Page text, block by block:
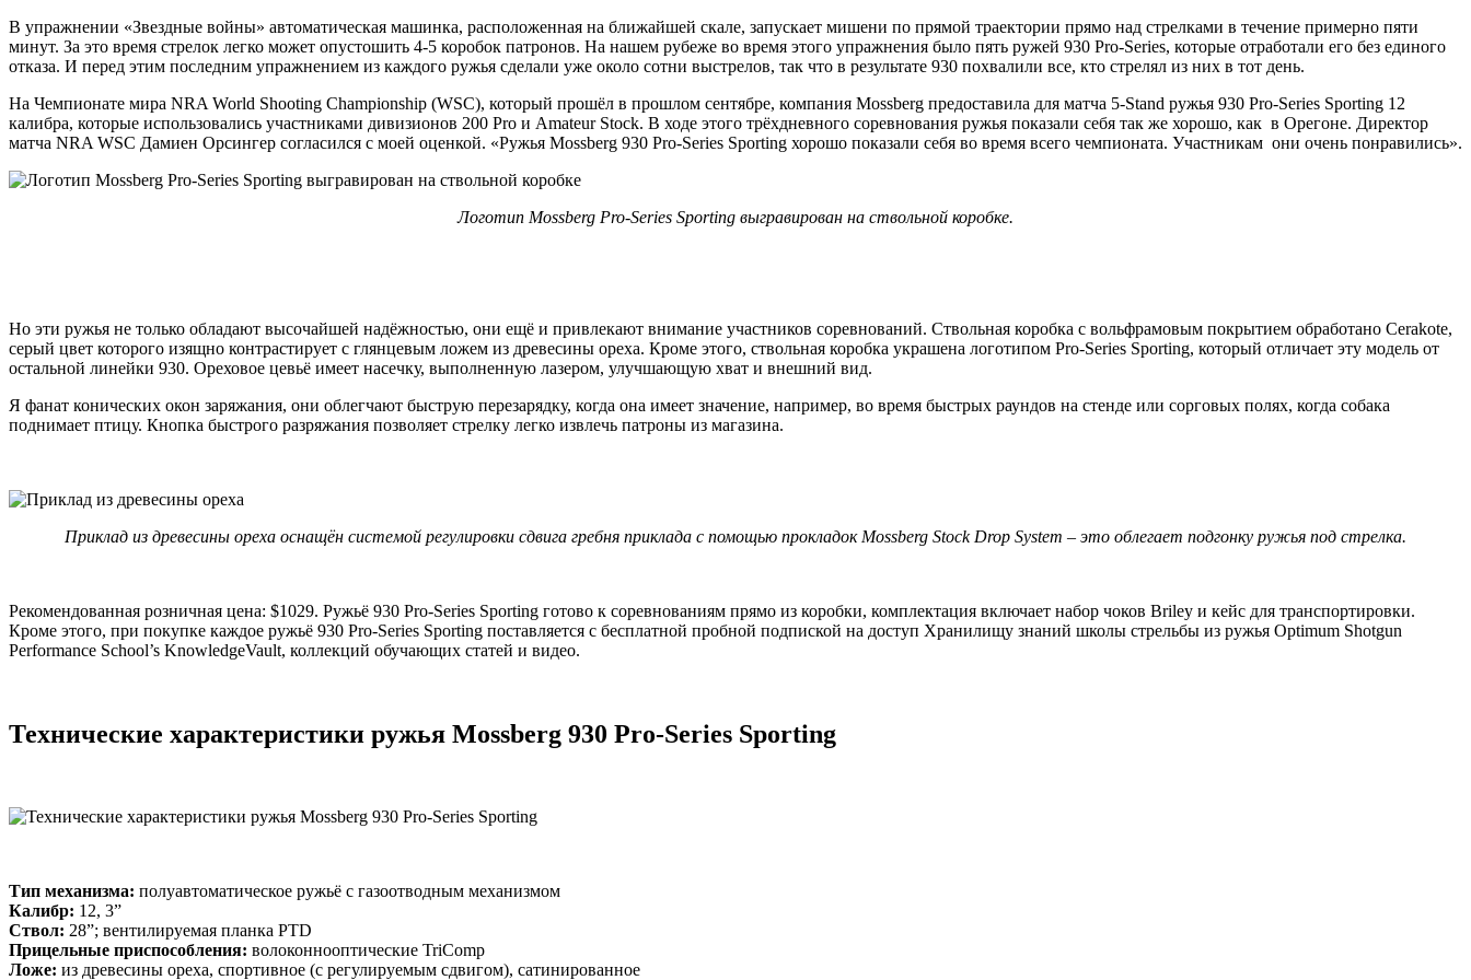
В упражнении «Звездные войны» автоматическая машинка, расположенная на ближайшей скале, запускает мишени по прямой траектории прямо над стрелками в течение примерно пяти
минут. За это время стрелок легко может опустошить 4-5 коробок патронов. На нашем рубеже во время этого упражнения было пять ружей 930 Pro-Series, которые отработали его без единого
отказа. И перед этим последним упражнением из каждого ружья сделали уже около сотни выстрелов, так что в результате 930 похвалили все, кто стрелял из них в тот день.
На Чемпионате мира NRA World Shooting Championship (WSC), который прошёл в прошлом сентябре, компания Mossberg предоставила для матча 5-Stand ружья 930 Pro-Series Sporting 12
калибра, которые использовались участниками дивизионов 200 Pro и Amateur Stock. В ходе этого трёхдневного соревнования ружья показали себя так же хорошо, как в Орегоне. Директор
матча NRA WSC Дамиен Орсингер согласился с моей оценкой. «Ружья Mossberg 930 Pro-Series Sporting хорошо показали себя во время всего чемпионата. Участникам они очень понравились».
Логотип Mossberg Pro-Series Sporting выгравирован на ствольной коробке.
Но эти ружья не только обладают высочайшей надёжностью, они ещё и привлекают внимание участников соревнований. Ствольная коробка с вольфрамовым покрытием обработано Cerakote,
серый цвет которого изящно контрастирует с глянцевым ложем из древесины ореха. Кроме этого, ствольная коробка украшена логотипом Pro-Series Sporting, который отличает эту модель от
остальной линейки 930. Ореховое цевьё имеет насечку, выполненную лазером, улучшающую хват и внешний вид.
Я фанат конических окон заряжания, они облегчают быструю перезарядку, когда она имеет значение, например, во время быстрых раундов на стенде или сорговых полях, когда собака
поднимает птицу. Кнопка быстрого разряжания позволяет стрелку легко извлечь патроны из магазина.
Приклад из древесины ореха оснащён системой регулировки сдвига гребня приклада с помощью прокладок Mossberg Stock Drop System – это облегает подгонку ружья под стрелка.
Рекомендованная розничная цена: $1029. Ружьё 930 Pro-Series Sporting готово к соревнованиям прямо из коробки, комплектация включает набор чоков Briley и кейс для транспортировки.
Кроме этого, при покупке каждое ружьё 930 Pro-Series Sporting поставляется с бесплатной пробной подпиской на доступ Хранилищу знаний школы стрельбы из ружья Optimum Shotgun
Performance School’s KnowledgeVault, коллекций обучающих статей и видео.
Технические характеристики ружья Mossberg 930 Pro-Series Sporting
Тип механизма: полуавтоматическое ружьё с газоотводным механизмом
Калибр: 12, 3”
Ствол: 28”; вентилируемая планка PTD
Прицельные приспособления: волоконнооптические TriComp
Ложе: из древесины ореха, спортивное (с регулируемым сдвигом), сатинированное